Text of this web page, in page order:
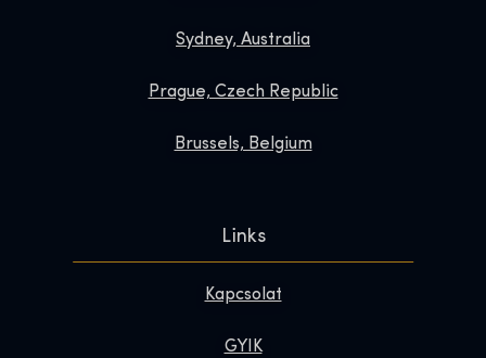
Sydney, Australia
Prague, Czech Republic
Brussels, Belgium
Links
Kapcsolat
GYIK